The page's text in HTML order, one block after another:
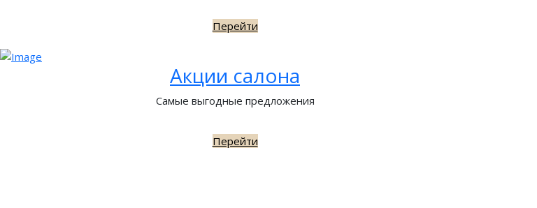
Перейти
Акции салона
Самые выгодные предложения
Перейти